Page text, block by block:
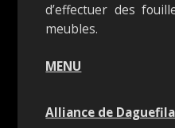
d’effectuer des
meubles.
MENU
Alliance de